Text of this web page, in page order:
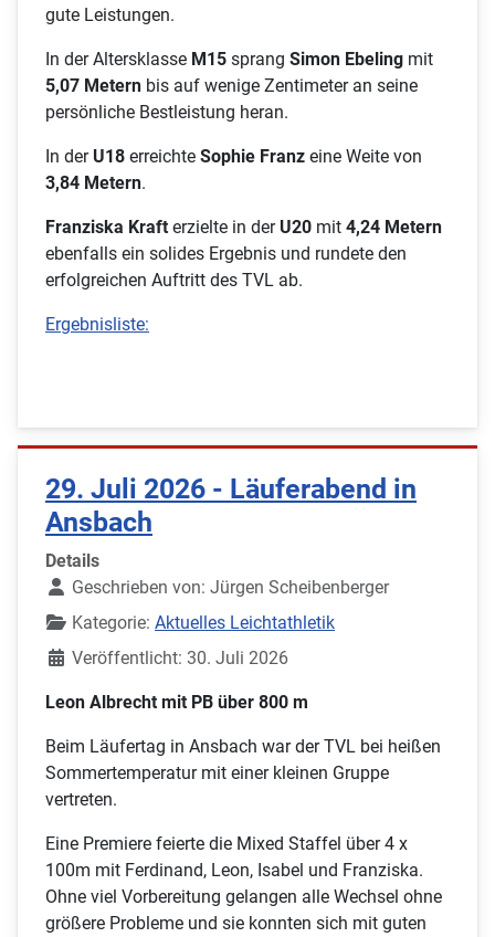
gute Leistungen.
In der Altersklasse M15 sprang Simon Ebeling mit
5,07 Metern bis auf wenige Zentimeter an seine
persönliche Bestleistung heran.
In der U18 erreichte Sophie Franz eine Weite von
3,84 Metern.
Franziska Kraft erzielte in der U20 mit 4,24 Metern
ebenfalls ein solides Ergebnis und rundete den
erfolgreichen Auftritt des TVL ab.
Ergebnisliste:
29. Juli 2026 - Läuferabend in
Ansbach
Details
Geschrieben von: Jürgen Scheibenberger
Kategorie: Aktuelles Leichtathletik
Veröffentlicht: 30. Juli 2026
Leon Albrecht mit PB über 800 m
Beim Läufertag in Ansbach war der TVL bei heißen
Sommertemperatur mit einer kleinen Gruppe
vertreten.
Eine Premiere feierte die Mixed Staffel über 4 x
100m mit Ferdinand, Leon, Isabel und Franziska.
Ohne viel Vorbereitung gelangen alle Wechsel ohne
größere Probleme und sie konnten sich mit guten